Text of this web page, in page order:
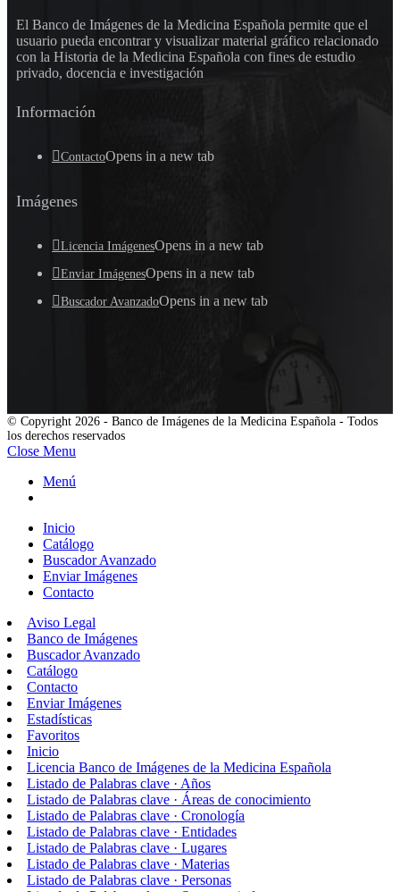
El Banco de Imágenes de la Medicina Española permite que el
usuario pueda encontrar y visualizar material gráfico relacionado
con la Historia de la Medicina Española con fines de estudio
privado, docencia e investigación
Información
ContactoOpens in a new tab
Imágenes
Licencia ImágenesOpens in a new tab
Enviar ImágenesOpens in a new tab
Buscador AvanzadoOpens in a new tab
© Copyright 2026 - Banco de Imágenes de la Medicina Española - Todos
los derechos reservados
Close Menu
Menú
Inicio
Catálogo
Buscador Avanzado
Enviar Imágenes
Contacto
Aviso Legal
Banco de Imágenes
Buscador Avanzado
Catálogo
Contacto
Enviar Imágenes
Estadísticas
Favoritos
Inicio
Licencia Banco de Imágenes de la Medicina Española
Listado de Palabras clave · Años
Listado de Palabras clave · Áreas de conocimiento
Listado de Palabras clave · Cronología
Listado de Palabras clave · Entidades
Listado de Palabras clave · Lugares
Listado de Palabras clave · Materias
Listado de Palabras clave · Personas